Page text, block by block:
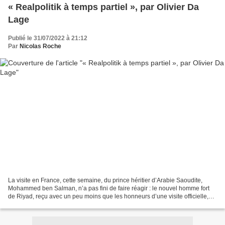
« Realpolitik à temps partiel », par Olivier Da
Lage
Publié le 31/07/2022 à 21:12
Par Nicolas Roche
La visite en France, cette semaine, du prince héritier d’Arabie Saoudite,
Mohammed ben Salman, n’a pas fini de faire réagir : le nouvel homme fort
de Riyad, reçu avec un peu moins que les honneurs d’une visite officielle,